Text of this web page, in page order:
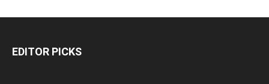
EDITOR PICKS